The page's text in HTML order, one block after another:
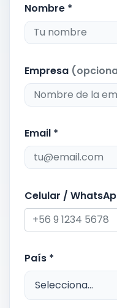
Nombre *
Empresa
Email *
Celular /
País *